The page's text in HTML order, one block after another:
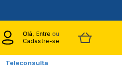
Olá, Entre ou
Cadastre-se
Teleconsulta